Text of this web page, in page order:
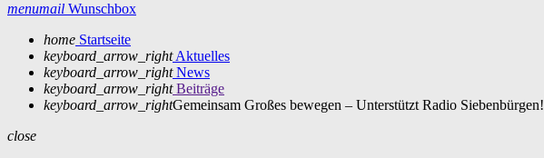
menumail Wunschbox
home Startseite
keyboard_arrow_rightAktuelles
keyboard_arrow_right News
keyboard_arrow_right Beiträge
keyboard_arrow_rightGemeinsam Großes bewegen – Unterstützt Radio Siebenbürgen!
close